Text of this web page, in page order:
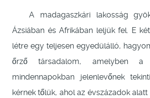
A madagaszkári lakosság
Ázsiában és Afrikában leljük fel. E
létre egy teljesen egyedülálló,
őrző társadalom, amelyben a
mindennapokban jelenlevőnek
kérnek tőlük, ahol az évszázadok alatt